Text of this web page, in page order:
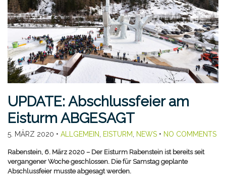
UPDATE: Abschlussfeier am
Eisturm ABGESAGT
5. MÄRZ 2020 • ALLGEMEIN EISTURM NEWS • NO COMMENTS
Rabenstein, 6. März 2020 – Der Eisturm Rabenstein ist bereits seit
vergangener Woche geschlossen. Die für Samstag geplante
Abschlussfeier musste abgesagt werden.